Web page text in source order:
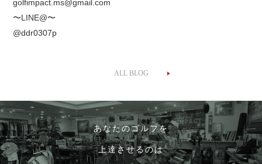
golfimpact.ms@gmail.com
〜LINE@〜
@ddr0307p
ALL BLOG
あなたのゴルフを
上達させるのは